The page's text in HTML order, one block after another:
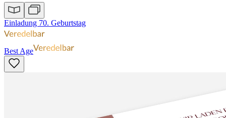
Einladung 70. Geburtstag
Best Age